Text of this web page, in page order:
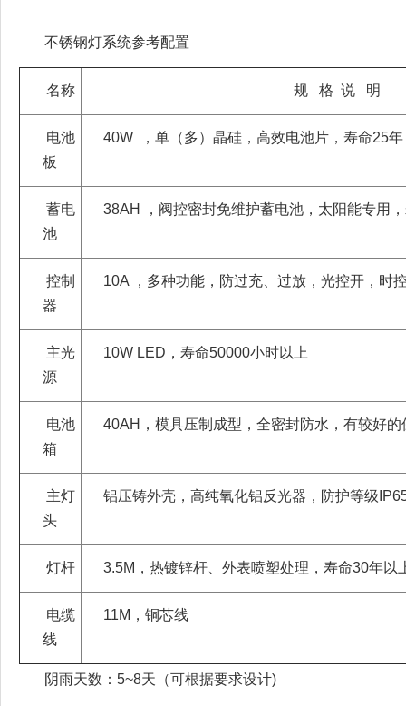
不锈钢灯系统参考配置
名称 规 格 说 明
电池
板
40W ，单（多）晶硅，高效电池片，寿命25年
蓄电
池
38AH ，阀控密封免维护蓄电池，太阳能专用
控制
器
10A ，多种功能，防过充、过放，光控开，时
主光
源
10W LED，寿命50000小时以上
电池
箱
40AH，模具压制成型，全密封防水，有较好
主灯
头
铝压铸外壳，高纯氧化铝反光器，防护等级
灯杆 3.5M，热镀锌杆、外表喷塑处理，寿命30年以
电缆
线
11M，铜芯线
阴雨天数：5~8天（可根据要求设计)